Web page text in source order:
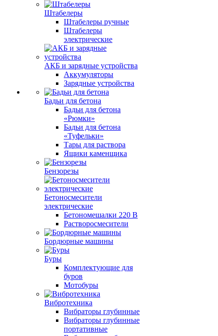
Штабелеры
Штабелеры ручные
Штабелеры
электрические
АКБ и зарядные устройства
Аккумуляторы
Зарядные устройства
Бадьи для бетона
Бадьи для бетона
«Рюмки»
Бадьи для бетона
«Туфельки»
Тары для раствора
Ящики каменщика
Бензорезы
Бетоносмесители
электрические
Бетономешалки 220 В
Растворосмесители
Бордюрные машины
Буры
Комплектующие для
буров
Мотобуры
Вибротехника
Вибраторы глубинные
Вибраторы глубинные
портативные